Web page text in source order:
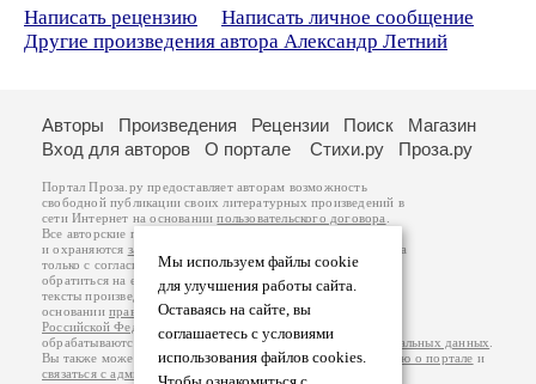
Написать рецензию
Написать личное сообщение
Другие произведения автора Александр Летний
Мы используем файлы cookie
для улучшения работы сайта.
Оставаясь на сайте, вы
соглашаетесь с условиями
использования файлов cookies.
Авторы Произведения Рецензии Поиск
Магазин
Вход для авторов
О портале Стихи.ру Проза.ру
Портал Проза.ру предоставляет авторам возможность
свободной публикации своих литературных произведений в
сети Интернет на основаниипользовательского договора
Все авторские права на произведения принадлежат авторам
и охраняются законом
. Перепечатка произведений возможна
только с согласия его автора, к которому вы можете
обратиться на его авторской странице. Ответственность за
тексты произведений авторы несут самостоятельно на
основанииправил публикацииизаконодательства
Российской Федерации
обрабатываются на основанииПолитики обработки персональных данных
Вы также можете посмотреть более подробнуюинформацию о портале и
связаться с администрацией